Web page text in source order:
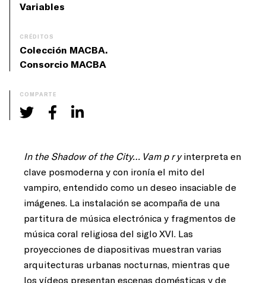
Variables
CRÉDITOS
Colección MACBA.
Consorcio MACBA
COMPARTE
In the Shadow of the City… Vam p r yinterpreta en
clave posmoderna y con ironía el mito del
vampiro, entendido como un deseo insaciable de
imágenes. La instalación se acompaña de una
partitura de música electrónica y fragmentos de
música coral religiosa del siglo XVI. Las
proyecciones de diapositivas muestran varias
arquitecturas urbanas nocturnas, mientras que
los vídeos presentan escenas domésticas y de